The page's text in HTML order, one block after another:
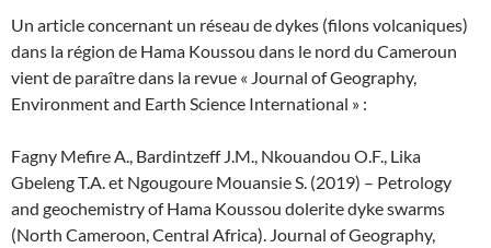
Un article concernant un réseau de dykes (filons volcaniques)
dans la région de Hama Koussou dans le nord du Cameroun
vient de paraître dans la revue « Journal of Geography,
Environment and Earth Science International » :
Fagny Mefire A., Bardintzeff J.M., Nkouandou O.F., Lika
Gbeleng T.A. et Ngougoure Mouansie S. (2019) – Petrology
and geochemistry of Hama Koussou dolerite dyke swarms
(North Cameroon, Central Africa). Journal of Geography,